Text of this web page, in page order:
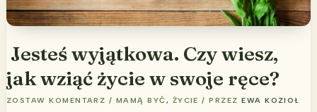
roku
Jesteś wyjątkowa. Czy wiesz,
jak wziąć życie w swoje ręce?
ZOSTAW KOMENTARZ / MAMĄ BYĆ, ŻYCIE / PRZEZEWA KOZIOŁ